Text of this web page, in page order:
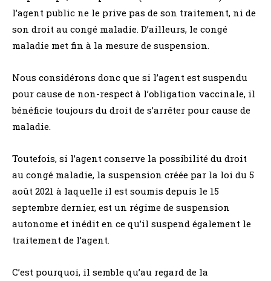
l’agent public ne le prive pas de son traitement, ni de
son droit au congé maladie. D’ailleurs, le congé
maladie met fin à la mesure de suspension.
Nous considérons donc que si l’agent est suspendu
pour cause de non-respect à l’obligation vaccinale, il
bénéficie toujours du droit de s’arrêter pour cause de
maladie.
Toutefois, si l’agent conserve la possibilité du droit
au congé maladie, la suspension créée par la loi du 5
août 2021 à laquelle il est soumis depuis le 15
septembre dernier, est un régime de suspension
autonome et inédit en ce qu’il suspend également le
traitement de l’agent.
C’est pourquoi, il semble qu’au regard de la